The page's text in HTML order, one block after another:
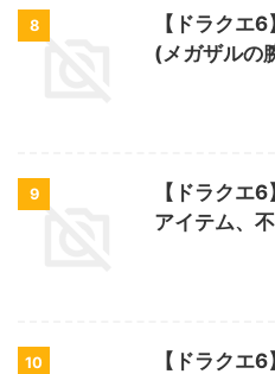
8
【ドラクエ
(メガザルの
9
【ドラクエ
アイテム、
10 【ドラクエ